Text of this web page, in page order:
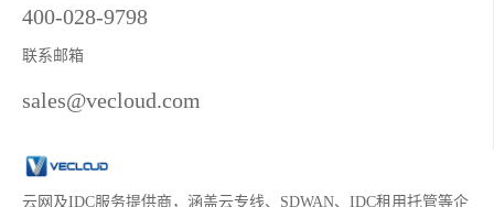
400-028-9798
联系邮箱
sales@vecloud.com
云网及IDC服务提供商，涵盖云专线、SDWAN、IDC租用托管等企